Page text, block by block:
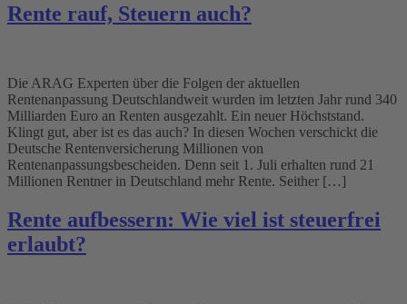
Rente rauf, Steuern auch?
Die ARAG Experten über die Folgen der aktuellen
Rentenanpassung Deutschlandweit wurden im letzten Jahr rund 340
Milliarden Euro an Renten ausgezahlt. Ein neuer Höchststand.
Klingt gut, aber ist es das auch? In diesen Wochen verschickt die
Deutsche Rentenversicherung Millionen von
Rentenanpassungsbescheiden. Denn seit 1. Juli erhalten rund 21
Millionen Rentner in Deutschland mehr Rente. Seither […]
Rente aufbessern: Wie viel ist steuerfrei
erlaubt?